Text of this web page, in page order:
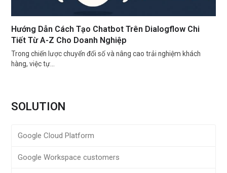
Hướng Dẫn Cách Tạo Chatbot Trên Dialogflow Chi
Tiết Từ A-Z Cho Doanh Nghiệp
Trong chiến lược chuyển đổi số và nâng cao trải nghiệm khách
hàng, việc tự…
SOLUTION
Google Cloud Platform
Google Workspace customers